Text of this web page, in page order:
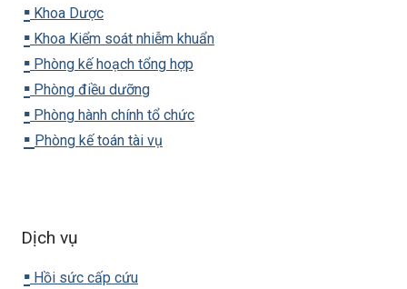
▪️ Khoa Dược
▪️ Khoa Kiểm soát nhiễm khuẩn
▪️ Phòng kế hoạch tổng hợp
▪️ Phòng điều dưỡng
▪️ Phòng hành chính tổ chức
▪️ Phòng kế toán tài vụ
Dịch vụ
▪️ Hồi sức cấp cứu